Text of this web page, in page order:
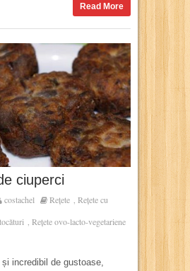
Read More
ciuperci
costachel Rețete , Rețete cu
, Rețete ovo-lacto-vegetariene
incredibil de gustoase,